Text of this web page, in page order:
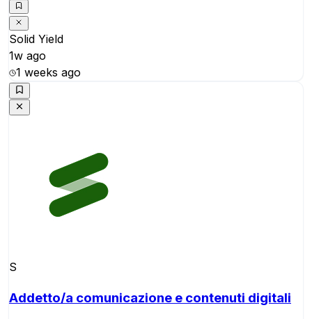
Solid Yield
1w ago
1 weeks ago
S
Addetto/a comunicazione e contenuti digitali